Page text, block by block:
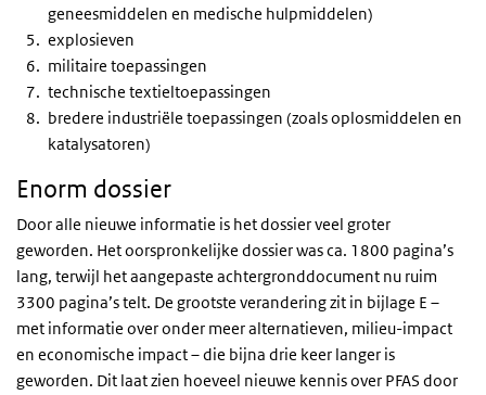
geneesmiddelen en medische hulpmiddelen)
explosieven
militaire toepassingen
technische textieltoepassingen
bredere industriële toepassingen (zoals oplosmiddelen en
katalysatoren)
Enorm dossier
Door alle nieuwe informatie is het dossier veel groter
geworden. Het oorspronkelijke dossier was ca. 1800 pagina’s
lang, terwijl het aangepaste achtergronddocument nu ruim
3300 pagina’s telt. De grootste verandering zit in bijlage E –
met informatie over onder meer alternatieven, milieu-impact
en economische impact – die bijna drie keer langer is
geworden. Dit laat zien hoeveel nieuwe kennis over PFAS door